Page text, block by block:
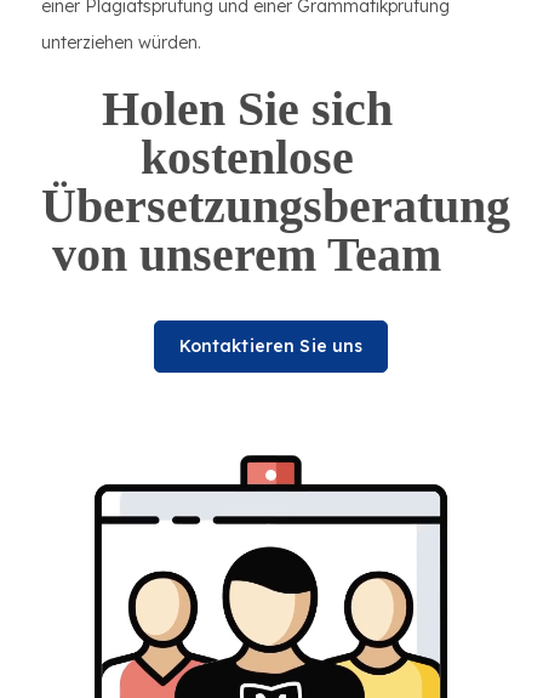
einer Plagiatsprüfung und einer Grammatikprüfung
unterziehen würden.
Holen Sie sich
kostenlose
Übersetzungsberatung
von unserem Team
Kontaktieren Sie uns